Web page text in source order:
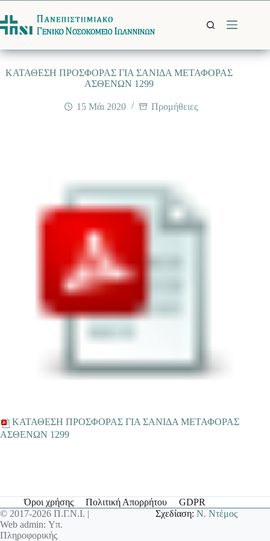
στο
περιεχόμενο
ΚΑΤΑΘΕΣΗ ΠΡΟΣΦΟΡΑΣ ΓΙΑ ΣΑΝΙΔΑ ΜΕΤΑΦΟΡΑΣ
ΑΣΘΕΝΩΝ 1299
15 Μάι 2020 Προμήθειες
ΚΑΤΑΘΕΣΗ ΠΡΟΣΦΟΡΑΣ ΓΙΑ ΣΑΝΙΔΑ ΜΕΤΑΦΟΡΑΣ
ΑΣΘΕΝΩΝ 1299
Όροι χρήσης Πολιτική Απορρήτου
GDPR
© 2017-2026 Π.Γ.Ν.Ι. |
Web admin: Υπ.
Πληροφορικής
Σχεδίαση:Ν. Ντέμος